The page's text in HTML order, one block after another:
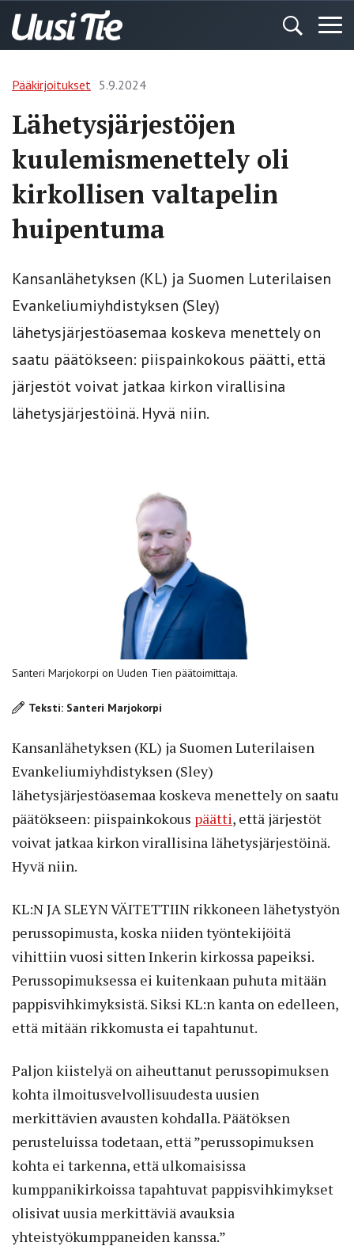
Pääkirjoitukset 5.9.2024
Lähetysjärjestöjen
kuulemismenettely oli
kirkollisen valtapelin
huipentuma
Kansanlähetyksen (KL) ja Suomen Luterilaisen
Evankeliumiyhdistyksen (Sley)
lähetysjärjestöasemaa koskeva menettely on
saatu päätökseen: piispainkokous päätti, että
järjestöt voivat jatkaa kirkon virallisina
lähetysjärjestöinä. Hyvä niin.
Santeri Marjokorpi on Uuden Tien päätoimittaja.
Teksti: Santeri Marjokorpi
Kansanlähetyksen (KL) ja Suomen Luterilaisen
Evankeliumiyhdistyksen (Sley)
lähetysjärjestöasemaa koskeva menettely on saatu
päätökseen: piispainkokous päätti, että järjestöt
voivat jatkaa kirkon virallisina lähetysjärjestöinä.
Hyvä niin.
KL:N JA SLEYN VÄITETTIIN rikkoneen lähetystyön
perussopimusta, koska niiden työntekijöitä
vihittiin vuosi sitten Inkerin kirkossa papeiksi.
Perussopimuksessa ei kuitenkaan puhuta mitään
pappisvihkimyksistä. Siksi KL:n kanta on edelleen,
että mitään rikkomusta ei tapahtunut.
Paljon kiistelyä on aiheuttanut perussopimuksen
kohta ilmoitusvelvollisuudesta uusien
merkittävien avausten kohdalla. Päätöksen
perusteluissa todetaan, että ”perussopimuksen
kohta ei tarkenna, että ulkomaisissa
kumppanikirkoissa tapahtuvat pappisvihkimykset
olisivat uusia merkittäviä avauksia
yhteistyökumppaneiden kanssa.”